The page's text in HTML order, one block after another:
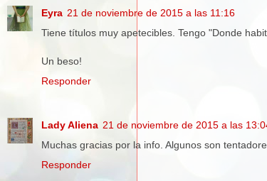
Eyra 21 de noviembre de 2015 a las 11:16
Tiene títulos muy apetecibles. Tengo "Donde
Un beso!
Responder
Lady Aliena 21 de noviembre de 2015 a las
Muchas gracias por la info. Algunos son
Responder